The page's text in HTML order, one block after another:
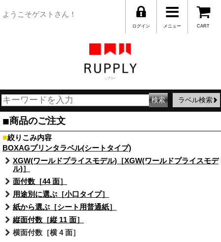
ようこそゲストさん！
CART
メニュー
ログイン
ラベル検索
■商品のご注文
■絞りこみ内容
BOXAGプリンタラベル(シートタイプ)
XGW(ワールドプライスモデル)［XGW(ワールドプライスモデ
ル)］
面付数［44 面］
用途別に選ぶ［小口タイプ］
紙から選ぶ［シート用普通紙］
縦面付数［縦 11 面］
横面付数［横 4 面］